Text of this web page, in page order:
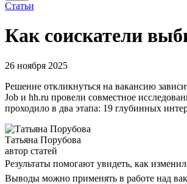
Статьи
Как соискатели
26 ноября 2025
Решение откликнуться на вакансию
Job и hh.ru провели совместное
проходило в два этапа: 19 глубинных
Татьяна Порубова
автор статей
Результаты помогают увидеть, как
Выводы можно применять в работе над